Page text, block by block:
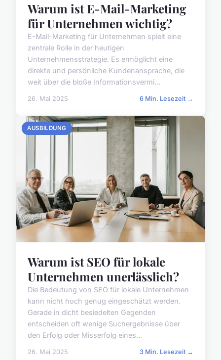
Warum ist E-Mail-Marketing
für Unternehmen wichtig?
E-Mail-Marketing für Unternehmen spielt eine
zentrale Rolle in der heutigen
Unternehmensstrategie. Es ermöglicht eine
direkte und persönliche Kundenansprache, die
weit über die bloße Informationsvermi...
26. Mai 2025 6 Min. Lesezeit →
AUSBILDUNG
Warum ist SEO für lokale
Unternehmen unerlässlich?
Die Bedeutung von SEO für lokale Unternehmen
kann nicht hoch genug eingeschätzt werden.
Gerade in dicht besiedelten Gegenden
entscheiden oft wenige Suchergebnisse über
den Erfolg oder Misserfolg eines...
26. Mai 2025 3 Min. Lesezeit →